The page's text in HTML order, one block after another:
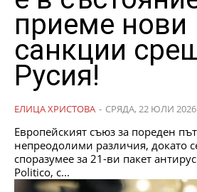
приеме нови
санкции
Русия!
ЕЛИЦА ХРИСТОВА - СРЯДА, 22 ЮЛИ 2026
Европейският съюз за пореден
непреодолими различия, докато
споразумее за 21-ви пакет
Politico, с...